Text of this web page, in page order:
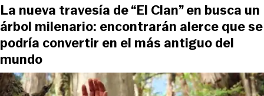
La nueva travesía de “El Clan” en busca un
árbol milenario: encontrarán alerce que se
podría convertir en el más antiguo del
mundo